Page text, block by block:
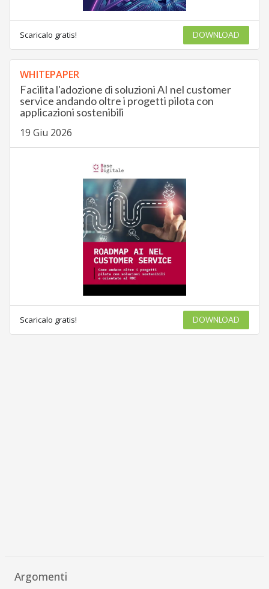
Scaricalo gratis! DOWNLOAD
WHITEPAPER
Facilita l'adozione di soluzioni AI nel customer
service andando oltre i progetti pilota con
applicazioni sostenibili
19 Giu 2026
Scaricalo gratis! DOWNLOAD
Argomenti